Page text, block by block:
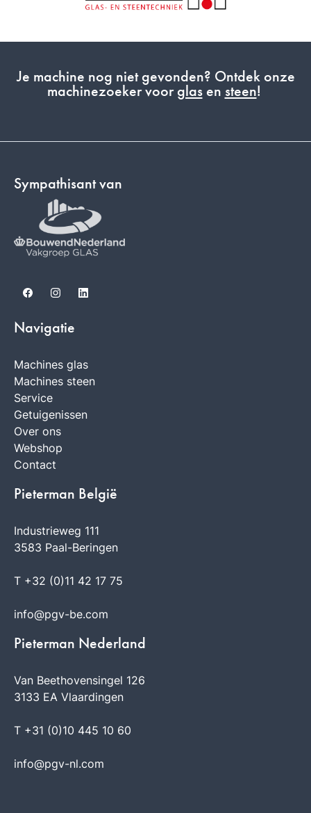
Je machine nog niet gevonden? Ontdek onze
machinezoeker voorglasen steen!
Sympathisant van
Facebook
InstagramLinkedIn
Navigatie
Machines glas
Machines steen
Service
Getuigenissen
Over ons
Webshop
Contact
Pieterman België
Industrieweg 111
3583 Paal-Beringen
T +32 (0)11 42 17 75
info@pgv-be.com
Pieterman Nederland
Van Beethovensingel 126
3133 EA Vlaardingen
T +31 (0)10 445 10 60
info@pgv-nl.com